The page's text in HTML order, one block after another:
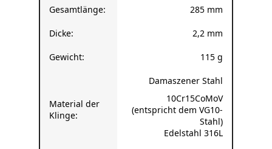
Gesamtlänge: 285 mm
Dicke: 2,2 mm
Gewicht: 115 g
Material der
Klinge:
Damaszener Stahl
10Cr15CoMoV
(entspricht dem VG10-
Stahl)
Edelstahl 316L